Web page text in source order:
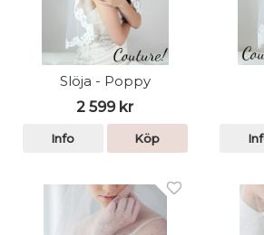
Slöja - Poppy
2 599 kr
Info Köp